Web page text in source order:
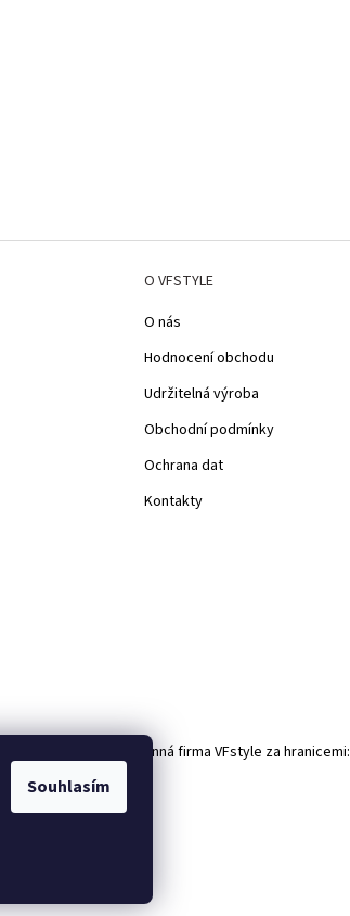
Souhlasím
O VFSTYLE
O nás
Hodnocení obchodu
Udržitelná výroba
Obchodní podmínky
Ochrana dat
Kontakty
Rodinná firma VFstyle za hranicemi: